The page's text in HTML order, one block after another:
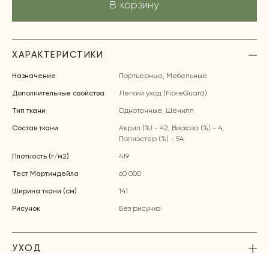
В корзину
ХАРАКТЕРИСТИКИ
Назначение Портьерные, Мебельные
Дополнительные свойства Легкий уход (FibreGuard)
Тип ткани Однотонные, Шенилл
Состав ткани
Акрил (%) - 42, Вискоза (%) - 4,
Полиэстер (%) - 54
Плотность (г/м2) 419
Тест Мартиндейла 60 000
Ширина ткани (см) 141
Рисунок Без рисунка
УХОД